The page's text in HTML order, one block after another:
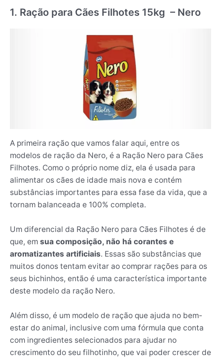
1. Ração para Cães Filhotes 15kg – Nero
A primeira ração que vamos falar aqui, entre os
modelos de ração da Nero, é a Ração Nero para Cães
Filhotes. Como o próprio nome diz, ela é usada para
alimentar os cães de idade mais nova e contém
substâncias importantes para essa fase da vida, que a
tornam balanceada e 100% completa.
Um diferencial da Ração Nero para Cães Filhotes é de
que, em sua composição, não há corantes e
aromatizantes artificiais. Essas são substâncias que
muitos donos tentam evitar ao comprar rações para os
seus bichinhos, então é uma característica importante
deste modelo da ração Nero.
Além disso, é um modelo de ração que ajuda no bem-
estar do animal, inclusive com uma fórmula que conta
com ingredientes selecionados para ajudar no
crescimento do seu filhotinho, que vai poder crescer de